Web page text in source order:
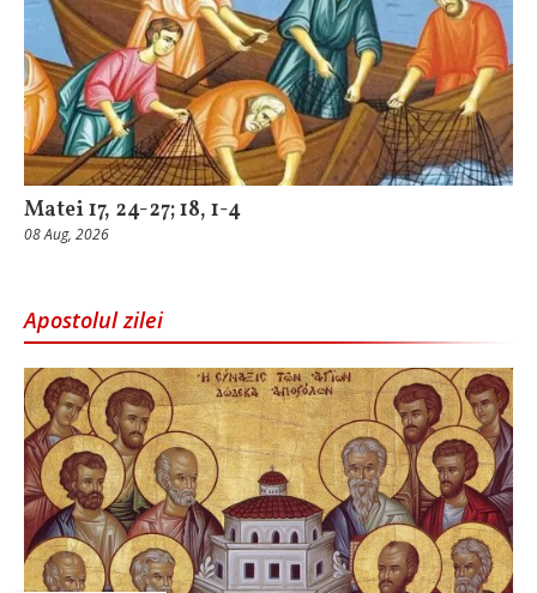
Matei 17, 24-27; 18, 1-4
08 Aug, 2026
Apostolul zilei